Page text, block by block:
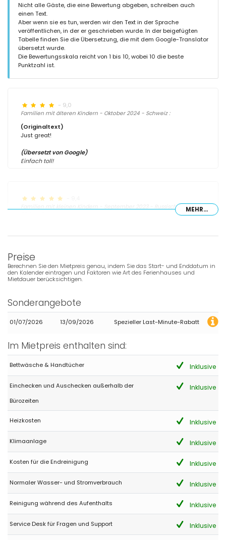
Nicht alle Gäste, die eine Bewertung abgeben, schreiben auch
einen Text.
Aber wenn sie es tun, werden wir den Text in der Sprache
veröffentlichen, in der er geschrieben wurde. In der beigefügten
Tabelle finden Sie die Übersetzung, die mit dem Google-Translator
übersetzt wurde.
Die Bewertungsskala reicht von 1 bis 10, wobei 10 die beste
Punktzahl ist.
- 9,0
Familien mit älteren Kindern - Oktober 2024 - Schweiz :
(Originaltext)
Just great!
(Übersetzt von Google)
Einfach toll!
Familien mit kleinen Kindern - September 2023 - Russische
Perfect Place to be. We stayed 2 Weeks.
(Übersetzt von Google)
Perfekter Ort zum Sein. Wir blieben 2 Wochen.
- 9,1
Familien mit älteren Kindern - September 2022 - Deutschland :
Sehr schönes und geräumiges Haus mit super Aussicht auf das
- 10,0
Ältere Paare - Juni 2022 - Deutschland :
Sehr empfehlenswert. Gaststätten und auch kleiner Supermarkt
zu Fuß (10 min) erreichbar. Wer es gerne schattig hat, einfach
TIP TOP
Bitte weiterhin so pflegen. Tolles Objekt.
Vielen Dank für den traumhaften Aufenthalt ! Wir haben jede
Minute genossen.
MEHR...
Preise
Berechnen Sie den Mietpreis genau, indem Sie das Start- und Enddatum in
den Kalender eintragen und Faktoren wie Art des Ferienhauses und
Mietdauer berücksichtigen.
Sonderangebote
01/07/2026 13/09/2026 Spezieller Last-Minute-Rabatt
Im Mietpreis enthalten sind:
Bettwäsche & Handtücher Inklusive
Einchecken und Auschecken außerhalb der
Bürozeiten
Inklusive
Heizkosten Inklusive
Klimaanlage Inklusive
Kosten für die Endreinigung Inklusive
Normaler Wasser- und Stromverbrauch Inklusive
Reinigung während des Aufenthalts Inklusive
Service Desk für Fragen und Support Inklusive